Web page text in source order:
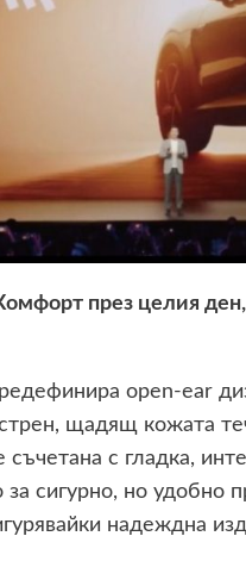
през целия
open-ear
щадящ кожата
с гладка,
за сигурно, но удобно
надеждна